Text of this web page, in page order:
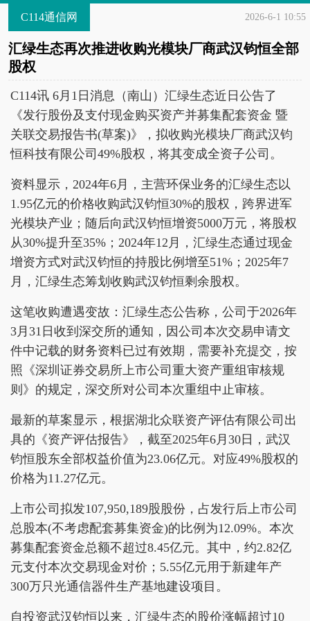
C114通信网 2026-6-1 10:55
汇绿生态再次推进收购光模块厂商武汉钧恒全部
股权
C114讯 6月1日消息（南山）汇绿生态近日公告了
《发行股份及支付现金购买资产并募集配套资金 暨
关联交易报告书(草案)》，拟收购光模块厂商武汉钧
恒科技有限公司49%股权，将其变成全资子公司。
资料显示，2024年6月，主营环保业务的汇绿生态以
1.95亿元的价格收购武汉钧恒30%的股权，跨界进军
光模块产业；随后向武汉钧恒增资5000万元，将股权
从30%提升至35%；2024年12月，汇绿生态通过现金
增资方式对武汉钧恒的持股比例增至51%；2025年7
月，汇绿生态筹划收购武汉钧恒剩余股权。
这笔收购遭遇变故：汇绿生态公告称，公司于2026年
3月31日收到深交所的通知，因公司本次交易申请文
件中记载的财务资料已过有效期，需要补充提交，按
照《深圳证券交易所上市公司重大资产重组审核规
则》的规定，深交所对公司本次重组中止审核。
最新的草案显示，根据湖北众联资产评估有限公司出
具的《资产评估报告》，截至2025年6月30日，武汉
钧恒股东全部权益价值为23.06亿元。对应49%股权的
价格为11.27亿元。
上市公司拟发107,950,189股股份，占发行后上市公司
总股本(不考虑配套募集资金)的比例为12.09%。本次
募集配套资金总额不超过8.45亿元。其中，约2.82亿
元支付本次交易现金对价；5.55亿元用于新建年产
300万只光通信器件生产基地建设项目。
自投资武汉钧恒以来，汇绿生态的股价涨幅超过10